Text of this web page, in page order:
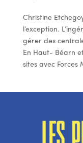
Christine
l’exception.
gérer des
En Haut- Béarn
sites avec Forces